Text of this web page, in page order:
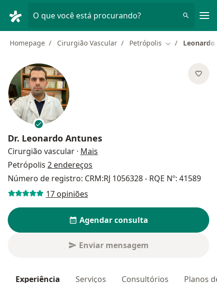
O que você está procurando?
Homepage Cirurgião Vascular Petrópolis Mudar de
Dr. Leonardo Antunes
Cirurgião vascular · Mais
Petrópolis 2 endereços
Número de registro: CRM:RJ 1056328 - RQE Nº: 41589
17 opiniões
Agendar consulta
Enviar mensagem
Experiência Serviços Consultórios Planos